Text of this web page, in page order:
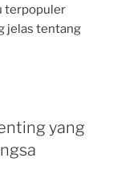
terpopuler
jelas tentang
yang